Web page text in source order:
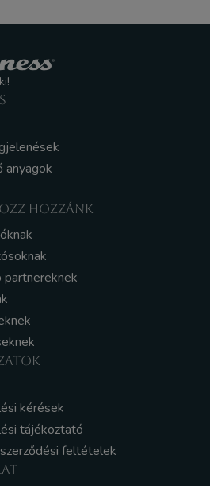
HOZZÁNK
kérések
tájékoztató
feltételek